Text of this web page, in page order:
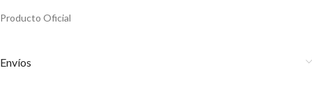
Producto Oficial
Envíos